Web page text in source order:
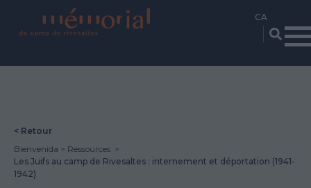
< Retour
Bienvenida
Ressources
Les Juifs au camp de Rivesaltes : internement et déportation (1941-
1942)